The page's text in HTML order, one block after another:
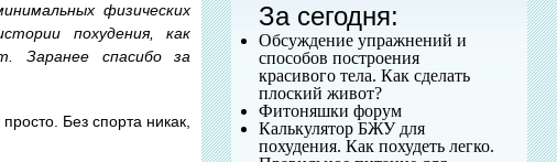
физических
похудения,как
Заранее спасибо за
Без спорта никак,
За сегодня:
Обсуждение упражнений и
способов построения
красивого тела. Как сделать
плоский живот?
Фитоняшки форум
Калькулятор БЖУ для
похудения. Как похудеть легко.